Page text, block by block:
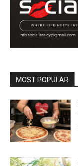
MOST POPULAR